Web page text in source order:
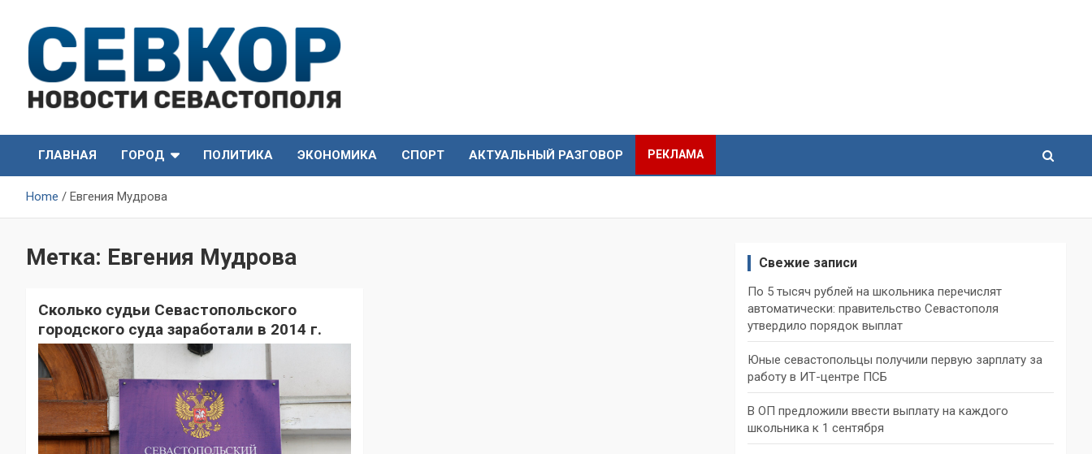
content
СевКор — Новости
Севастополя
Севастополя
ГЛАВНАЯ
ГОРОД ПОЛИТИКА ЭКОНОМИКА СПОРТ АКТУАЛЬНЫЙ РАЗГОВОР РЕКЛАМА
Home Евгения Мудрова
Метка: Евгения Мудрова
Сколько судьи Севастопольского
городского суда заработали в 2014 г.
Свежие записи
По 5 тысяч рублей на школьника перечислят
автоматически: правительство Севастополя
утвердило порядок выплат
Юные севастопольцы получили первую зарплату за
работу в ИТ-центре ПСБ
В ОП предложили ввести выплату на каждого
школьника к 1 сентября